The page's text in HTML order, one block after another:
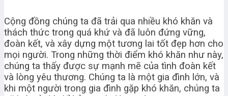
Cộng đồng chúng ta đã trải qua nhiều khó khăn và
thách thức trong quá khứ và đã luôn đứng vững,
đoàn kết, và xây dựng một tương lai tốt đẹp hơn cho
mọi người. Trong những thời điểm khó khăn như này,
chúng ta thấy được sự mạnh mẽ của tình đoàn kết
và lòng yêu thương. Chúng ta là một gia đình lớn, và
khi một người trong gia đình gặp khó khăn, chúng ta